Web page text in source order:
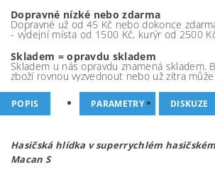
Dopravné nízké nebo zdarma
Dopravné už od 45 Kč nebo dokonce
- výdejní místa od 1500 Kč, kurýr od 2500
Skladem = opravdu skladem
Skladem u nás opravdu znamená skladem.
zboží rovnou vyzvednout nebo už zítra
POPIS PARAMETRY DISKUZE
Hasičská hlídka v superrychlém
Macan S